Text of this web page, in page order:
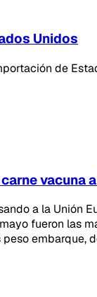
Unidos
de
vacuna a
a la Unión
fueron las